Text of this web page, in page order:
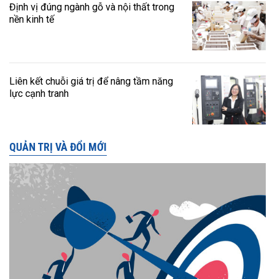
Định vị đúng ngành gỗ và nội thất trong
nền kinh tế
Liên kết chuỗi giá trị để nâng tầm năng
lực cạnh tranh
QUẢN TRỊ VÀ ĐỔI MỚI